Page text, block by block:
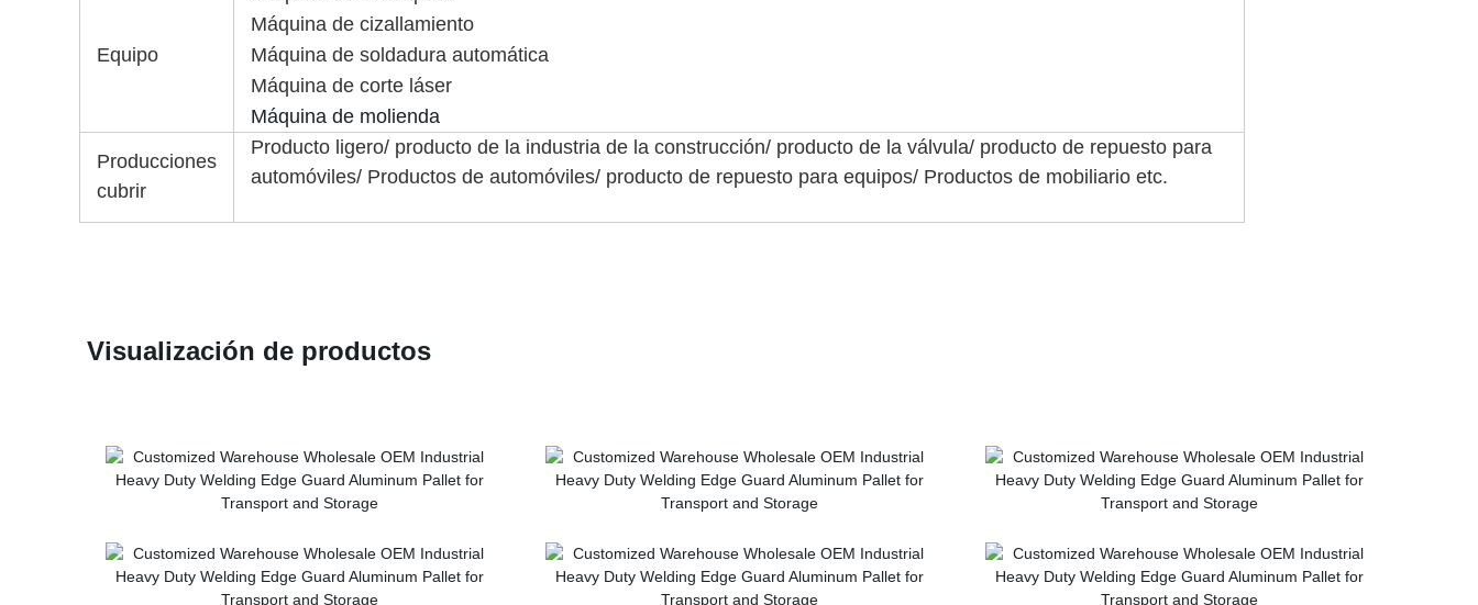
Equipo
Máquina de cizallamiento
Máquina de soldadura automática
Máquina de corte láser
Máquina de molienda
Producciones
cubrir
Producto ligero/ producto de la industria de la construcción/ producto de la válvula/ producto de repuesto para
automóviles/ Productos de automóviles/ producto de repuesto para equipos/ Productos de mobiliario etc.
Visualización de productos